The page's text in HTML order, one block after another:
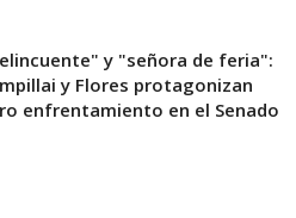
y "señora de feria":
y Flores protagonizan
enfrentamiento en el Senado